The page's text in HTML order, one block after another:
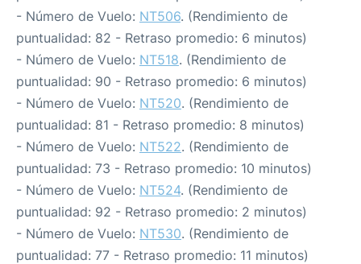
- Número de Vuelo: NT506. (Rendimiento de
puntualidad: 82 - Retraso promedio: 6 minutos)
- Número de Vuelo: NT518. (Rendimiento de
puntualidad: 90 - Retraso promedio: 6 minutos)
- Número de Vuelo: NT520. (Rendimiento de
puntualidad: 81 - Retraso promedio: 8 minutos)
- Número de Vuelo: NT522. (Rendimiento de
puntualidad: 73 - Retraso promedio: 10 minutos)
- Número de Vuelo: NT524. (Rendimiento de
puntualidad: 92 - Retraso promedio: 2 minutos)
- Número de Vuelo: NT530. (Rendimiento de
puntualidad: 77 - Retraso promedio: 11 minutos)